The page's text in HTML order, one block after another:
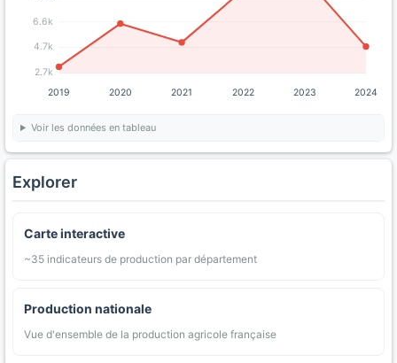
2.7k
4.7k
6.6k
2019 2020 2021 2022 2023 2024
Voir les données en tableau
Explorer
Carte interactive
~35 indicateurs de production par département
Production nationale
Vue d'ensemble de la production agricole française